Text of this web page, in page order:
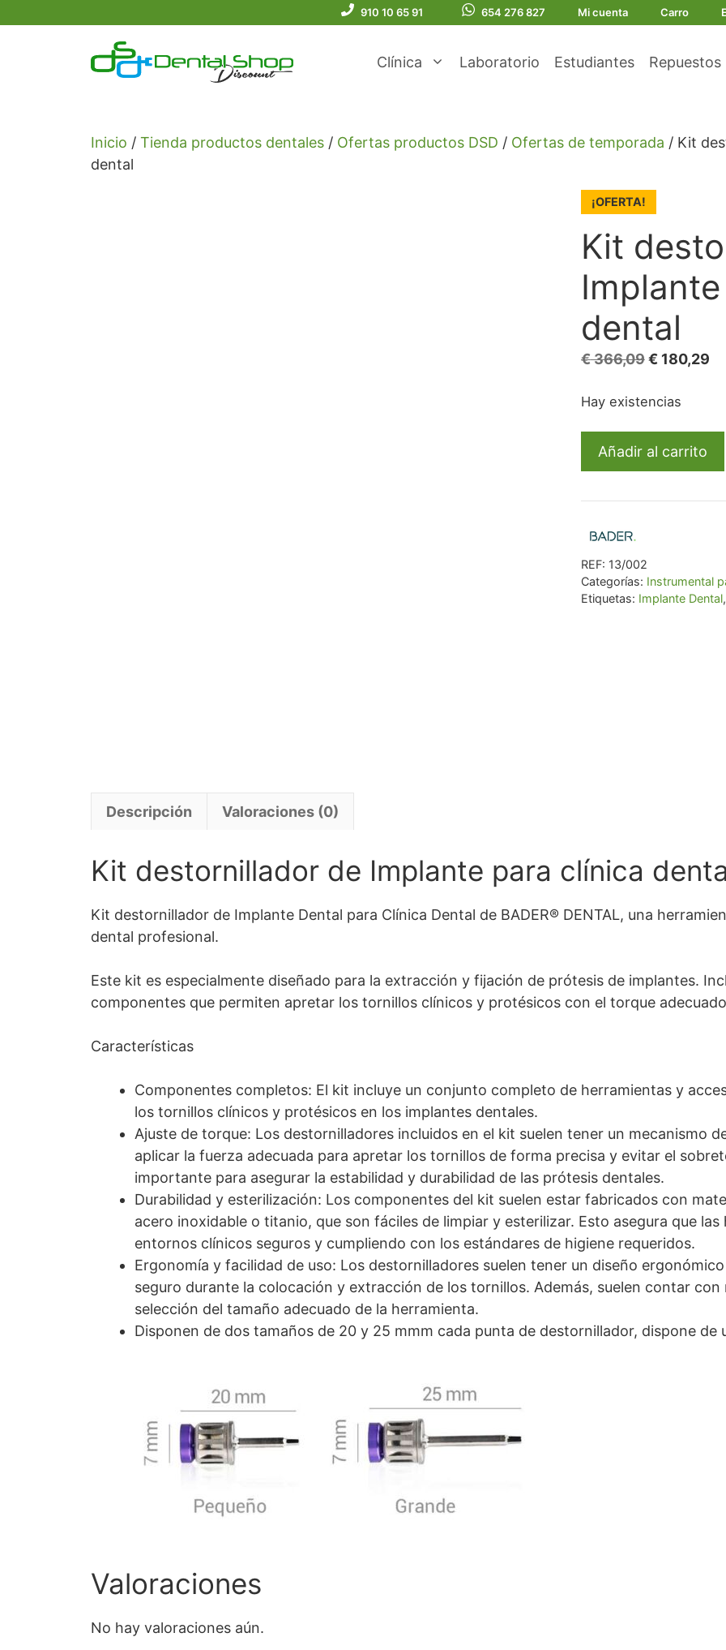
910 10 65 91 654 276 827 Mi cuenta Carro
Clínica Laboratorio Estudiantes Repuestos
Inicio / Tienda productos dentales / Ofertas productos DSD / Ofertas de temporada / Kit
dental
¡OFERTA!
Kit
dental
€366,09 El
original
€ 366,09.
€ 180,29El
Hay existencias
destornillador
Implante
para
dental
cantidad
Añadir al carrito
REF: 13/002
Categorías: Instrumental
Etiquetas: Implante Dental
Descripción Valoraciones (0)
Kit destornillador de Implante para clínica
Kit destornillador de Implante Dental para Clínica Dental de BADER®️ DENTAL, una
dental profesional.
Este kit es especialmente diseñado para la extracción y fijación de prótesis de implantes.
componentes que permiten apretar los tornillos clínicos y protésicos con el torque
Características
Componentes completos: El kit incluye un conjunto completo de herramientas y
los tornillos clínicos y protésicos en los implantes dentales.
Ajuste de torque: Los destornilladores incluidos en el kit suelen tener un mecanismo
aplicar la fuerza adecuada para apretar los tornillos de forma precisa y evitar el
importante para asegurar la estabilidad y durabilidad de las prótesis dentales.
Durabilidad y esterilización: Los componentes del kit suelen estar fabricados con
acero inoxidable o titanio, que son fáciles de limpiar y esterilizar. Esto asegura que
entornos clínicos seguros y cumpliendo con los estándares de higiene requeridos.
Ergonomía y facilidad de uso: Los destornilladores suelen tener un diseño
seguro durante la colocación y extracción de los tornillos. Además, suelen contar
selección del tamaño adecuado de la herramienta.
Disponen de dos tamaños de 20 y 25 mmm cada punta de destornillador, dispone
Valoraciones
No hay valoraciones aún.